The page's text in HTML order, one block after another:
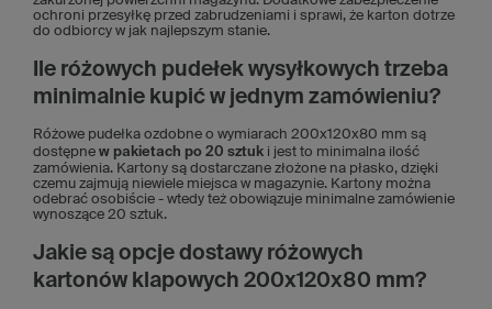
ochroni przesyłkę przed zabrudzeniami i sprawi, że karton dotrze
do odbiorcy w jak najlepszym stanie.
Ile różowych pudełek wysyłkowych trzeba
minimalnie kupić w jednym zamówieniu?
Różowe pudełka ozdobne o wymiarach 200x120x80 mm są
dostępne w pakietach po 20 sztuk i jest to minimalna ilość
zamówienia. Kartony są dostarczane złożone na płasko, dzięki
czemu zajmują niewiele miejsca w magazynie. Kartony można
odebrać osobiście - wtedy też obowiązuje minimalne zamówienie
wynoszące 20 sztuk.
Jakie są opcje dostawy różowych
kartonów klapowych 200x120x80 mm?